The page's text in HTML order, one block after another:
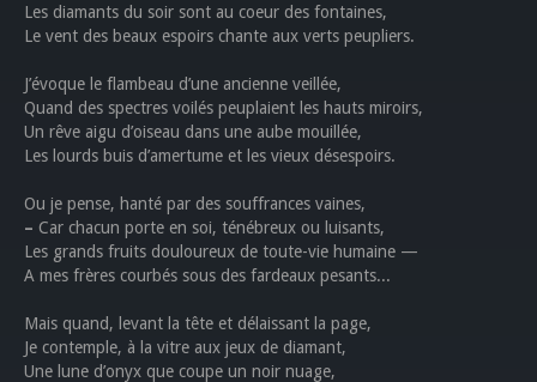
Les diamants du soir sont au coeur des fontaines,
Le vent des beaux espoirs chante aux verts peupliers.
J’évoque le flambeau d’une ancienne veillée,
Quand des spectres voilés peuplaient les hauts miroirs,
Un rêve aigu d’oiseau dans une aube mouillée,
Les lourds buis d’amertume et les vieux désespoirs.
Ou je pense, hanté par des souffrances vaines,
– Car chacun porte en soi, ténébreux ou luisants,
Les grands fruits douloureux de toute-vie humaine —
A mes frères courbés sous des fardeaux pesants...
Mais quand, levant la tête et délaissant la page,
Je contemple, à la vitre aux jeux de diamant,
Une lune d’onyx que coupe un noir nuage,